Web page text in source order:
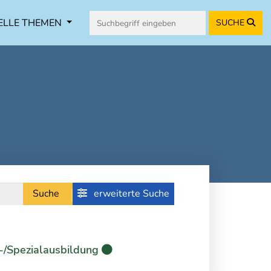
THEMEN SUCHE
Suche erweiterte Suche
Spezialausbildung